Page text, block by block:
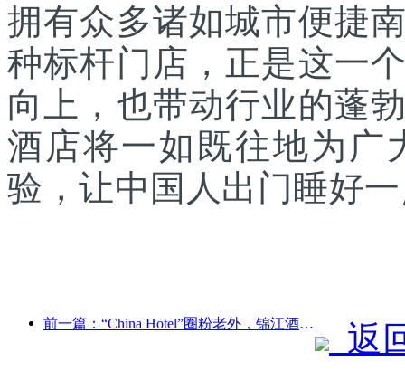
拥有众多诸如城市便捷
种标杆门店，正是这一
向上，也带动行业的蓬
酒店将一如既往地为广
验，让中国人出门睡好
前一篇：“China Hotel”圈粉老外，锦江酒店频获外宾点赞
返